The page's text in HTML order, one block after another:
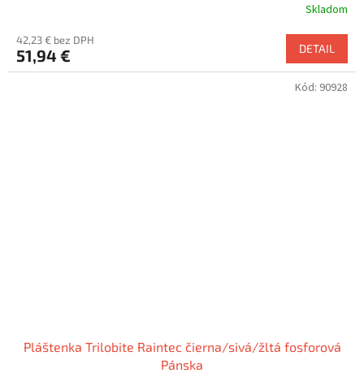
Skladom
42,23 € bez DPH
51,94 € DETAIL
Pláštenka Trilobite Raintec čierna/sivá/žltá fosforová
Pánska
Kód: 90928